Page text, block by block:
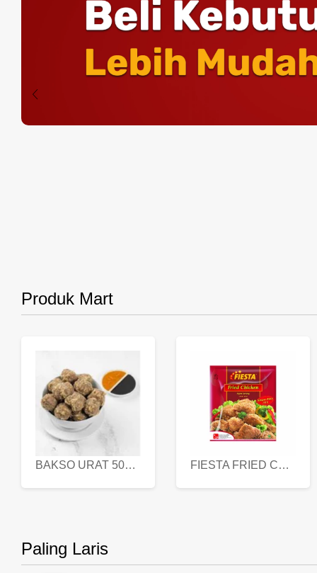
Produk Mart
BAKSO URAT 500 GR FIESTA FRIED CHICKEN 500 GR
Paling Laris